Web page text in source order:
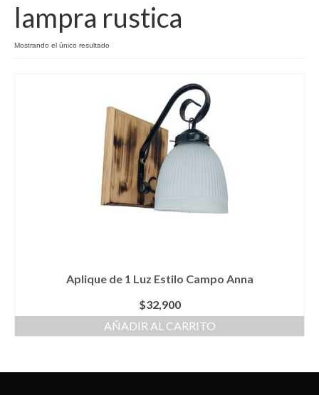
Productos
Contacto
lampra rustica
Mostrando el único resultado
Aplique de 1 Luz Estilo Campo Anna
$32,900
AÑADIR AL CARRITO